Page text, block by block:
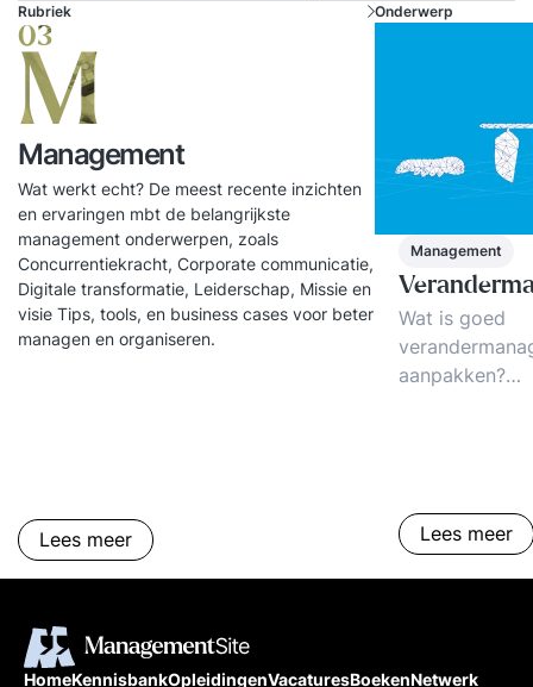
Rubriek
03
M
Management
Wat werkt echt? De meest recente inzichten
en ervaringen mbt de belangrijkste
management onderwerpen, zoals
Concurrentiekracht, Corporate communicatie,
Digitale transformatie, Leiderschap, Missie en
visie Tips, tools, en business cases voor beter
managen en organiseren.
Lees meer
Onderwerp
Management
Wat is goed
aanpakken?
Lees meer
HomeKennisbankOpleidingenVacaturesBoekenNetwerk